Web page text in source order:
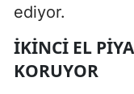
ediyor.
İKINCI EL
KORUYOR